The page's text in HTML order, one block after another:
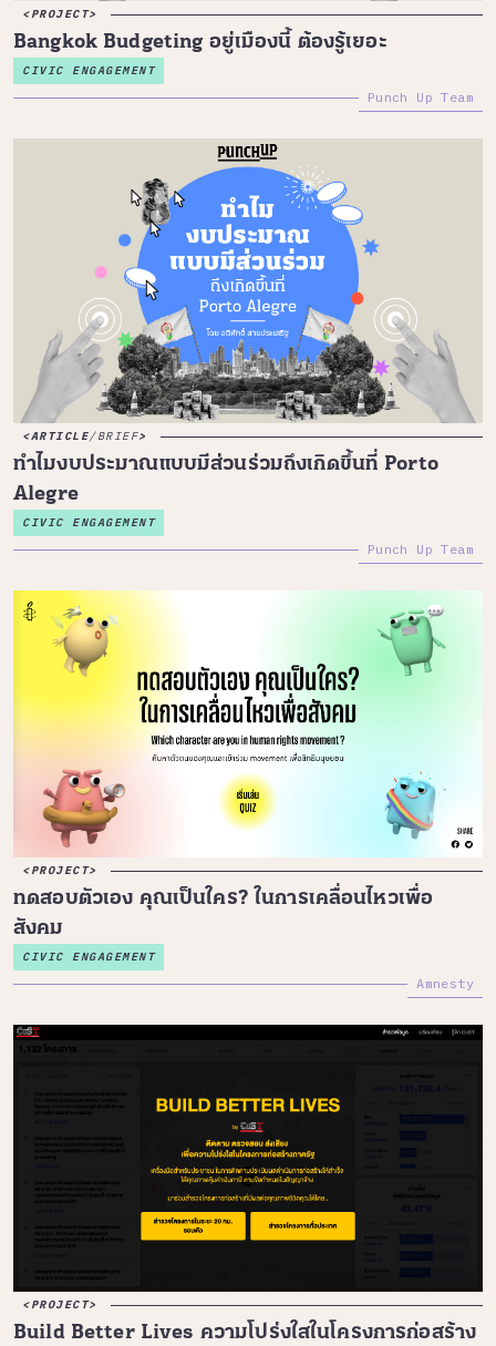
PROJECT
Bangkok Budgeting อยู่เมืองนี้ ต้องรู้เยอะ
CIVIC ENGAGEMENT
Punch Up Team
ARTICLE/BRIEF
ทำไมงบประมาณแบบมีส่วนร่วมถึงเกิดขึ้นที่ Porto
Alegre
CIVIC ENGAGEMENT
Punch Up Team
PROJECT
ทดสอบตัวเอง คุณเป็นใคร? ในการเคลื่อนไหวเพื่อ
สังคม
CIVIC ENGAGEMENT
Amnesty
PROJECT
Build Better Lives ความโปร่งใสในโครงการก่อสร้าง